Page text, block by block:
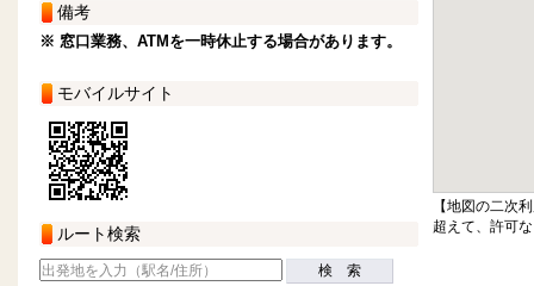
備考
※ 窓口業務、ATMを一時休止する場合があります。
モバイルサイト
ルート検索
検 索
【地図の二次
超えて、許可